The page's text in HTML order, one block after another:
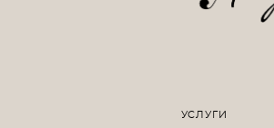
УСЛУГИ